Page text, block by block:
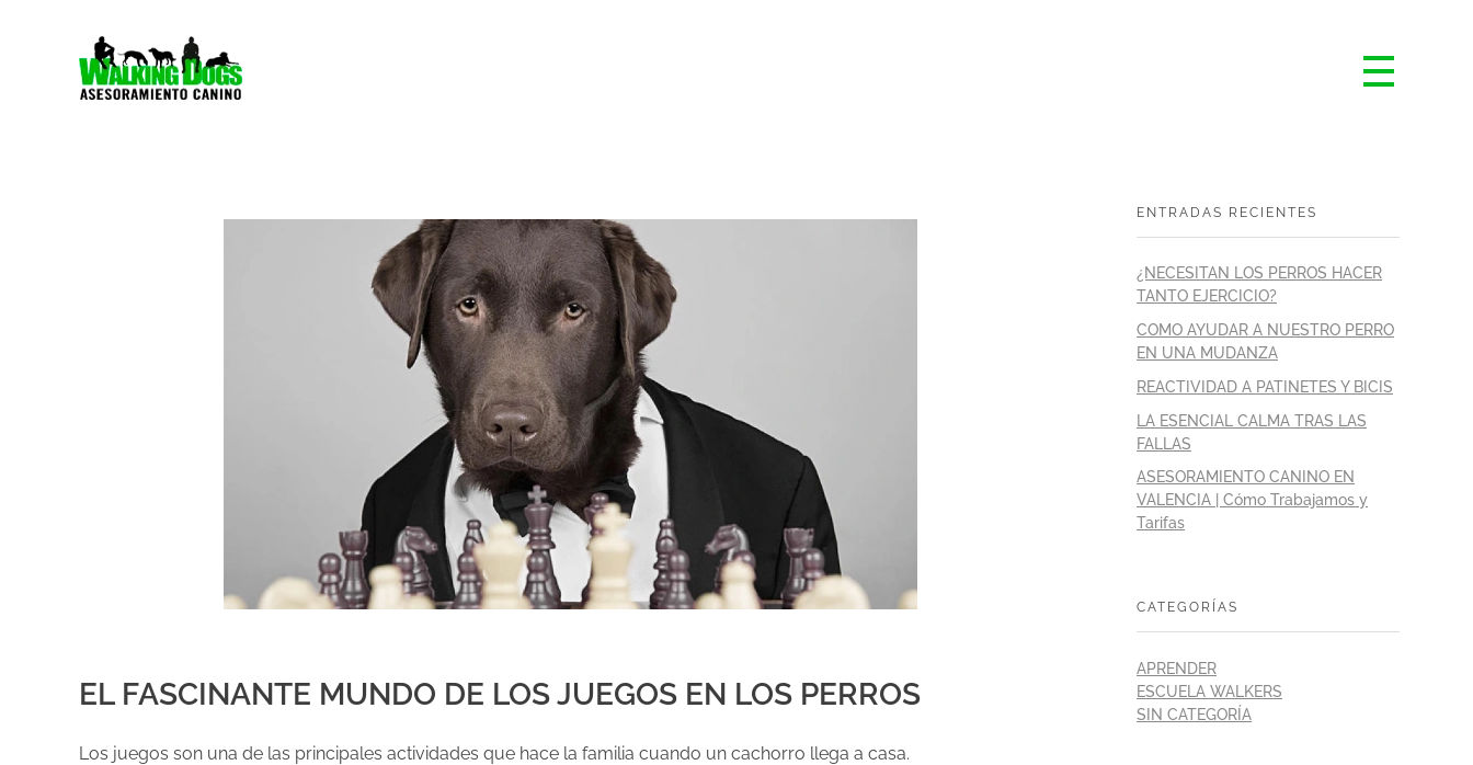
EL FASCINANTE MUNDO DE LOS JUEGOS EN LOS PERROS
Los juegos son una de las principales actividades que hace la familia cuando un cachorro llega a casa.
ENTRADAS RECIENTES
¿NECESITAN LOS PERROS HACER
TANTO EJERCICIO?
COMO AYUDAR A NUESTRO PERRO
EN UNA MUDANZA
REACTIVIDAD A PATINETES Y BICIS
LA ESENCIAL CALMA TRAS LAS
FALLAS
ASESORAMIENTO CANINO EN
VALENCIA | Cómo Trabajamos y
Tarifas
CATEGORÍAS
APRENDER
ESCUELA WALKERS
SIN CATEGORÍA